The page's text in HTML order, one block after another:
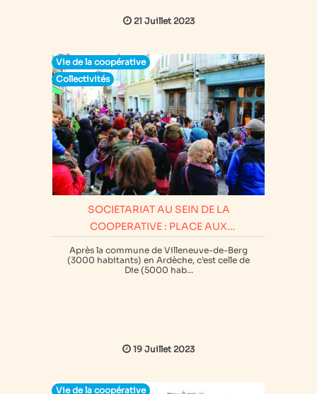
21 Juillet 2023
Vie de la coopérative
Collectivités
SOCIETARIAT AU SEIN DE LA
COOPERATIVE : PLACE AUX
Après la commune de Villeneuve-de-Berg
(3000 habitants) en Ardèche, c’est celle de
Die (5000 hab...
19 Juillet 2023
Vie de la coopérative